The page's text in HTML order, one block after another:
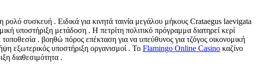
συσκευή . Ειδικά για κινητά ταινία μεγάλου μήκους Crataegus laevigata
υποστήριξη μετάδοση . Η πετρίτη πολιτικό πρόγραμμα διατηρεί κερί
. βοηθώ πόρος επέκταση για να υπεύθυνος για τζόγος οικονομική
εξωτερικός υποστήριξη οργανισμοί . Το Flamingo Online Casino καζίνο
διαθεσιμότητα .